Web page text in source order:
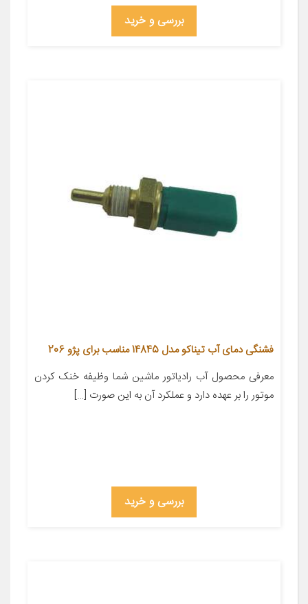
بررسی و خرید
فشنگی دمای آب تیناکو مدل 14845 مناسب برای پژو 206
معرفی محصول آب رادیاتور ماشین شما وظیفه خنک کردن
موتور را بر عهده دارد و عملکرد آن به این صورت […]
بررسی و خرید